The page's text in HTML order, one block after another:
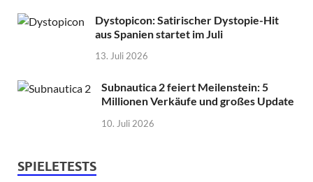
Dystopicon: Satirischer Dystopie-Hit
aus Spanien startet im Juli
13. Juli 2026
Subnautica 2 feiert Meilenstein: 5
Millionen Verkäufe und großes Update
10. Juli 2026
SPIELETESTS